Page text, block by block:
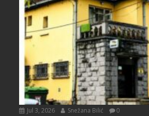
Jul 3, 2026 Snežana Bilić 0